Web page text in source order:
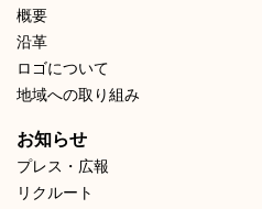
概要
沿革
ロゴについて
地域への取り組み
お知らせ
プレス・広報
リクルート